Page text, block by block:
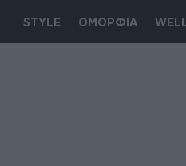
STYLE ΟΜΟΡΦΙΑ